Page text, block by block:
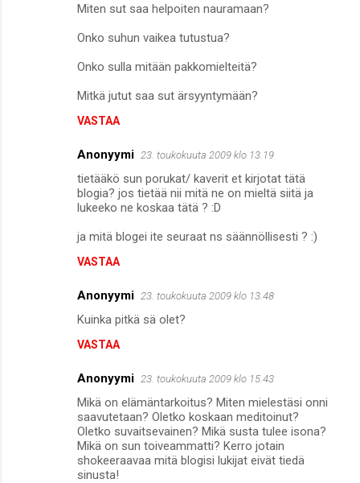
Miten sut saa helpoiten nauramaan?
Onko suhun vaikea tutustua?
Onko sulla mitään pakkomielteitä?
Mitkä jutut saa sut ärsyyntymään?
VASTAA
Anonyymi 23. toukokuuta 2009 klo 13.19
tietääkö sun porukat/ kaverit et kirjotat tätä
blogia? jos tietää nii mitä ne on mieltä siitä ja
lukeeko ne koskaa tätä ? :D
ja mitä blogei ite seuraat ns säännöllisesti ? :)
VASTAA
Anonyymi 23. toukokuuta 2009 klo 13.48
Kuinka pitkä sä olet?
VASTAA
Anonyymi 23. toukokuuta 2009 klo 15.43
Mikä on elämäntarkoitus? Miten mielestäsi onni
saavutetaan? Oletko koskaan meditoinut?
Oletko suvaitsevainen? Mikä susta tulee isona?
Mikä on sun toiveammatti? Kerro jotain
shokeeraavaa mitä blogisi lukijat eivät tiedä
sinusta!